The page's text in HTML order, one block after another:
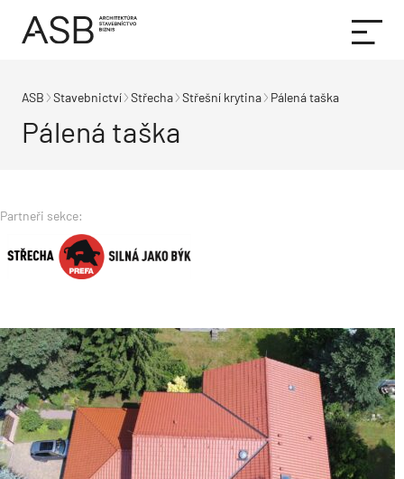
ASB Stavebnictví Střecha Střešní krytina Pálená taška
Pálená taška
Partneři sekce: